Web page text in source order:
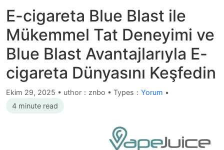
E-cigareta Blue Blast ile
Mükemmel Tat Deneyimi ve
Blue Blast Avantajlarıyla E-
cigareta Dünyasını Keşfedin
Ekim 29, 2025 • uthor：znbo • Types： Yorum •
4 minute read